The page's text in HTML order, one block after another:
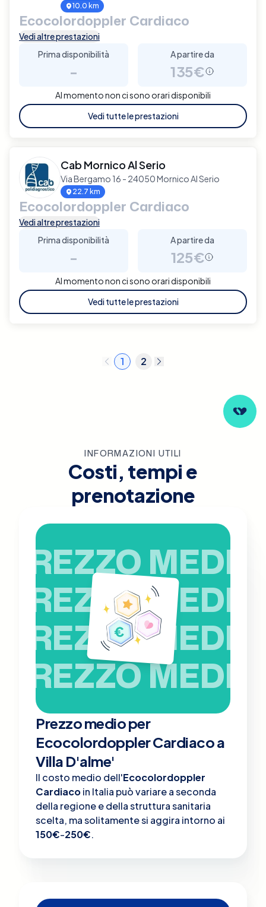
10.0 km
Ecocolordoppler Cardiaco
Vedi altre prestazioni
Prima disponibilità
-
A partire da
135€
Al momento non ci sono orari disponibili
Vedi tutte le prestazioni
Cab Mornico Al Serio
Via Bergamo 16 - 24050 Mornico Al Serio
22.7 km
Ecocolordoppler Cardiaco
Vedi altre prestazioni
Prima disponibilità
-
A partire da
125€
Al momento non ci sono orari disponibili
Vedi tutte le prestazioni
1 2
INFORMAZIONI UTILI
Costi, tempi e
prenotazione
PREZZO MEDIO
PREZZO MEDIO
PREZZO MEDIO
PREZZO MEDIO
Prezzo medio per
Ecocolordoppler Cardiaco a
Villa D'alme'
Il costo medio dell'Ecocolordoppler
Cardiacoin Italia può variare a seconda
della regione e della struttura sanitaria
scelta, ma solitamente si aggira intorno ai
150€-250€.